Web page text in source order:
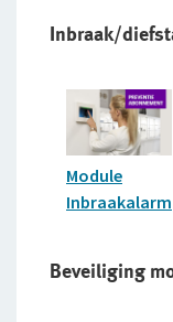
Inbraak/
Module
Inbraakalarm
Beveiliging